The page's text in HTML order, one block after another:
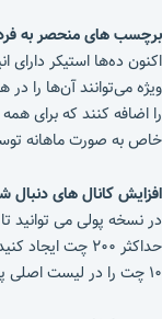
برچسب های منحصر به
اکنون ده‌ها استیکر
ویژه می‌توانند آن‌ها را
را اضافه کنند که برای
خاص به صورت ماهانه
افزایش کانال های دنبال
حداکثر ۲۰۰ چت
۱۰ چت را در لیست اصلی پین کنید و تا ۱۰ استیکر مورد علاقه خود را ذخیره کنید.